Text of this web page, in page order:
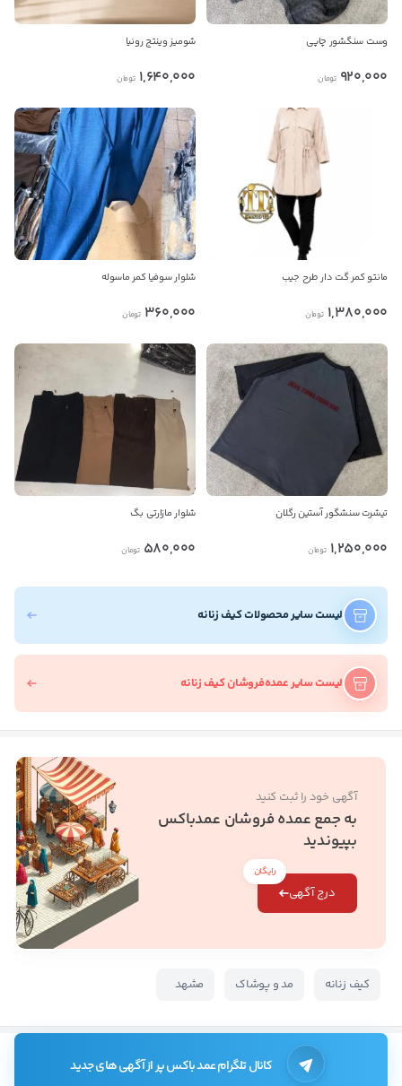
وست سنگشور چاپی
920,000 تومان
شومیز وینتج رونیا
1,640,000 تومان
مانتو کمر گت دار طرح جیب
1,380,000 تومان
شلوار سوفیا کمر ماسوله
360,000 تومان
تیشرت سنشگور آستین رگلان
1,250,000 تومان
شلوار مازارتی بگ
580,000 تومان
لیست سایر محصولات کیف زنانه
لیست سایر عمده‌فروشان کیف زنانه
آگهی خود را ثبت کنید
به جمع عمده فروشان عمدباکس
بپیوندید
درج آگهی
رایگان
کیف زنانه مد و پوشاک مشهد
کانال تلگرام عمد باکس پر از آگهی های جدید